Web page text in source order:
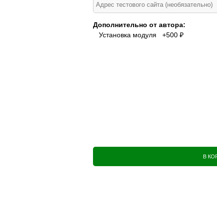
Дополнительно от автора:
Установка модуля +500 ₽
В